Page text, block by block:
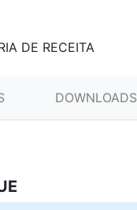
DE RECEITA
DOWNLOADS